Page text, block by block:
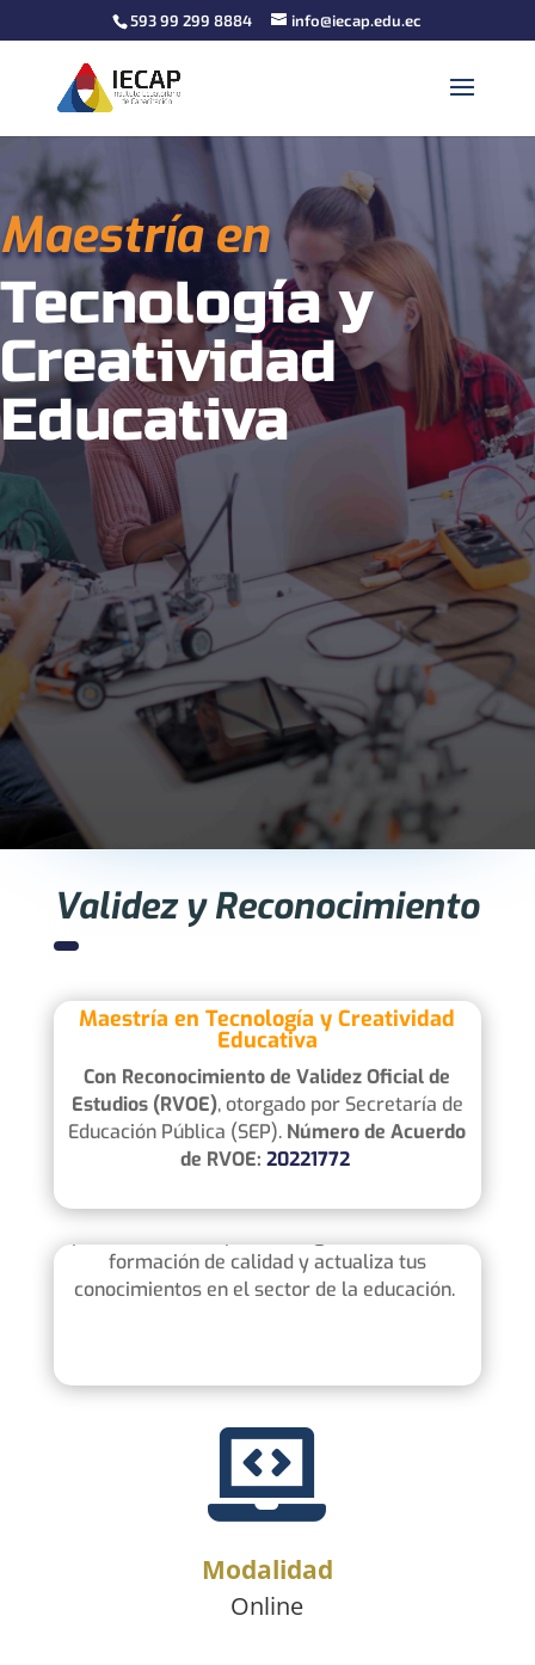
593 99 299 8884 info@iecap.edu.ec
Maestría en
Tecnología y
Creatividad
Educativa
Validez y Reconocimiento
Maestría en Tecnología y Creatividad
Educativa
Con Reconocimiento de Validez Oficial de
Estudios (RVOE), otorgado por Secretaría de
Educación Pública (SEP). Número de Acuerdo
de RVOE: 20221772
Maestría en Tecnología y Creatividad
Educativa
Cumple con todos losrequisitosestablecidos
formación de calidad y actualiza tus
conocimientos en el sector de la educación.

Modalidad
Online